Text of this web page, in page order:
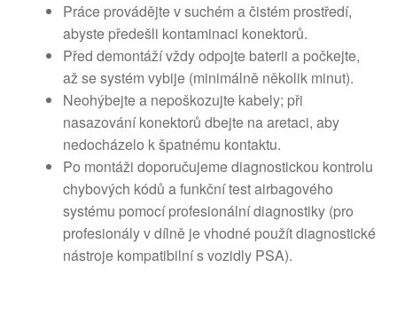
Práce provádějte v suchém a čistém prostředí,
abyste předešli kontaminaci konektorů.
Před demontáží vždy odpojte baterii a počkejte,
až se systém vybije (minimálně několik minut).
Neohýbejte a nepoškozujte kabely; při
nasazování konektorů dbejte na aretaci, aby
nedocházelo k špatnému kontaktu.
Po montáži doporučujeme diagnostickou kontrolu
chybových kódů a funkční test airbagového
systému pomocí profesionální diagnostiky (pro
profesionály v dílně je vhodné použít diagnostické
nástroje kompatibilní s vozidly PSA).